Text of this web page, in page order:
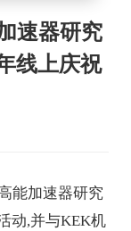
速器研究
线上庆祝
能加速器研究
动,并与KEK机